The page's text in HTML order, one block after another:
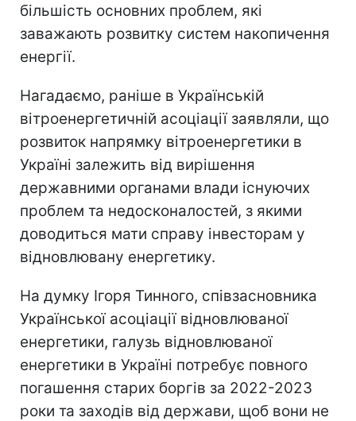
більшість основних проблем, які
заважають розвитку систем накопичення
енергії.
Нагадаємо, раніше в Українській
вітроенергетичній асоціації заявляли, що
розвиток напрямку вітроенергетики в
Україні залежить від вирішення
державними органами влади існуючих
проблем та недосконалостей, з якими
доводиться мати справу інвесторам у
відновлювану енергетику.
На думку Ігоря Тинного, співзасновника
Української асоціації відновлюваної
енергетики, галузь відновлюваної
енергетики в Україні потребує повного
погашення старих боргів за 2022-2023
роки та заходів від держави, щоб вони не